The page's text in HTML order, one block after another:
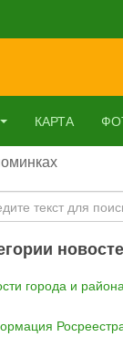
КАРТА
города и